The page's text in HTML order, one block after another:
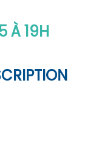
À 19H